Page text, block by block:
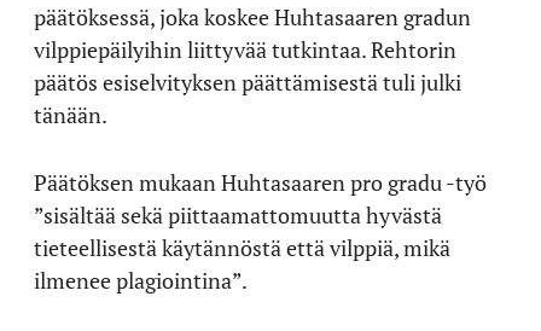
päätöksessä, joka koskee Huhtasaaren gradun
vilppiepäilyihin liittyvää tutkintaa. Rehtorin
päätös esiselvityksen päättämisestä tuli julki
tänään.
Päätöksen mukaan Huhtasaaren pro gradu -työ
”sisältää sekä piittaamattomuutta hyvästä
tieteellisestä käytännöstä että vilppiä, mikä
ilmenee plagiointina”.